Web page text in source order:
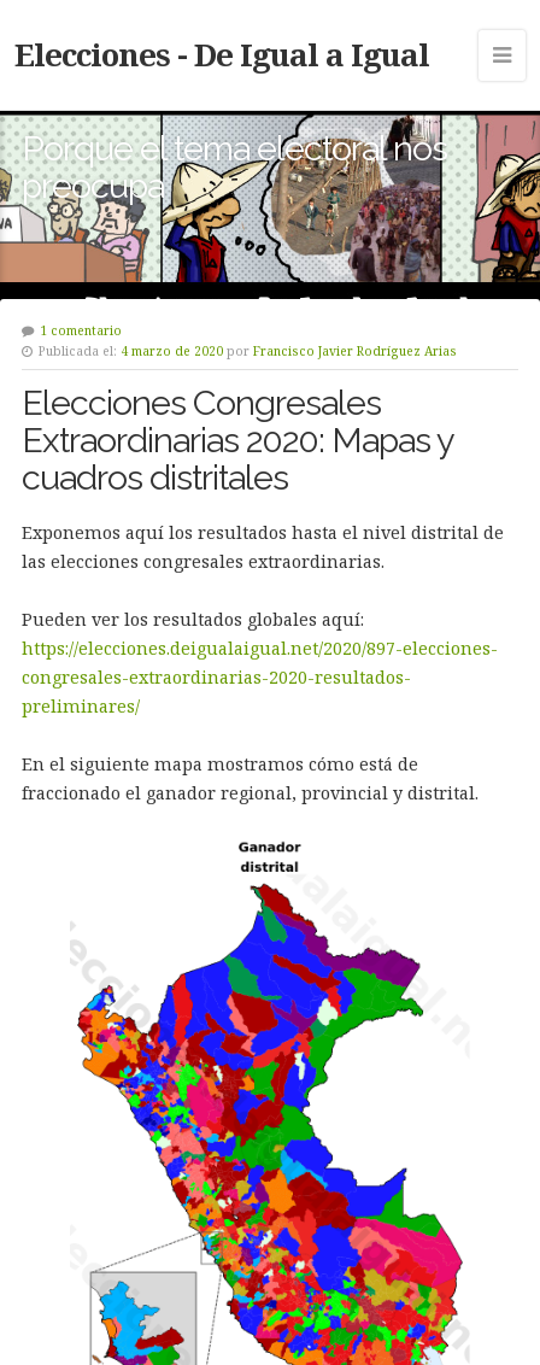
Elecciones - De Igual a Igual
Porque el tema electoral nos
preocupa
1 comentario
Publicada el: 4 marzo de 2020 por Francisco Javier Rodríguez Arias
Elecciones Congresales
Extraordinarias 2020: Mapas y
cuadros distritales
Exponemos aquí los resultados hasta el nivel distrital de
las elecciones congresales extraordinarias.
Pueden ver los resultados globales aquí:
https://elecciones.deigualaigual.net/2020/897-elecciones-
congresales-extraordinarias-2020-resultados-
preliminares/
En el siguiente mapa mostramos cómo está de
fraccionado el ganador regional, provincial y distrital.